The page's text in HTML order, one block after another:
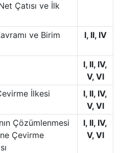
Çatısı ve İlk
ve Birim
I, II, IV
I, II, IV,
V, VI
İlkesi
I, II, IV,
V, VI
Çözümlenmesi
Çevirme
I, II, IV,
V, VI